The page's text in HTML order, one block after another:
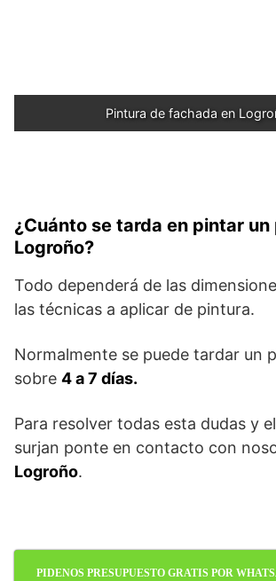
Pintura de fachada en
¿Cuánto se tarda en pintar un
Logroño?
Todo dependerá de las
las técnicas a aplicar de pintura.
Normalmente se puede tardar un
sobre 4 a 7 días.
Para resolver todas esta dudas y
surjan ponte en contacto con
Logroño.
PIDENOS PRESUPUESTO GRATIS POR